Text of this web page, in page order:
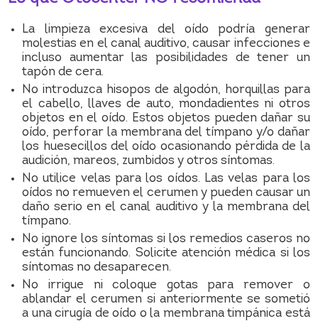
La limpieza excesiva del oído podría generar
molestias en el canal auditivo, causar infecciones e
incluso aumentar las posibilidades de tener un
tapón de cera.
No introduzca hisopos de algodón, horquillas para
el cabello, llaves de auto, mondadientes ni otros
objetos en el oído. Estos objetos pueden dañar su
oído, perforar la membrana del tímpano y/o dañar
los huesecillos del oído ocasionando pérdida de la
audición, mareos, zumbidos y otros síntomas.
No utilice velas para los oídos. Las velas para los
oídos no remueven el cerumen y pueden causar un
daño serio en el canal auditivo y la membrana del
tímpano.
No ignore los síntomas si los remedios caseros no
están funcionando. Solicite atención médica si los
síntomas no desaparecen.
No irrigue ni coloque gotas para remover o
ablandar el cerumen si anteriormente se sometió
a una cirugía de oído o la membrana timpánica está